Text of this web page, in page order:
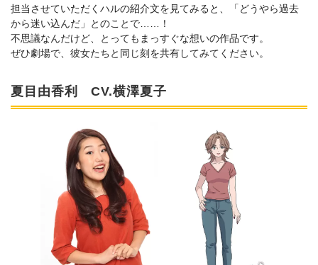
担当させていただくハルの紹介文を見てみると、「どうやら過去
から迷い込んだ」とのことで……！
不思議なんだけど、とってもまっすぐな想いの作品です。
ぜひ劇場で、彼女たちと同じ刻を共有してみてください。
夏目由香利 CV.横澤夏子